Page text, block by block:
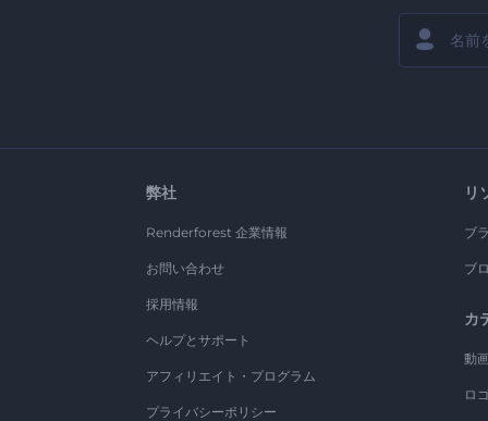
弊社
Renderforest 企業情報
お問い合わせ
採用情報
ヘルプとサポート
アフィリエイト・プログラム
プライバシーポリシー
リ
ブ
ブ
カ
動
ロ